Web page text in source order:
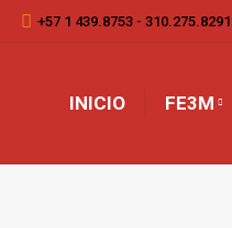
+57 1 439.8753 - 310.275.8291
INICIO FE3M